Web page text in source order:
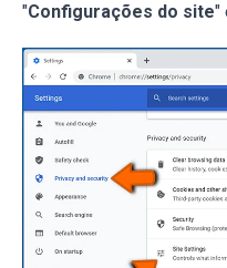
"Configurações do site"